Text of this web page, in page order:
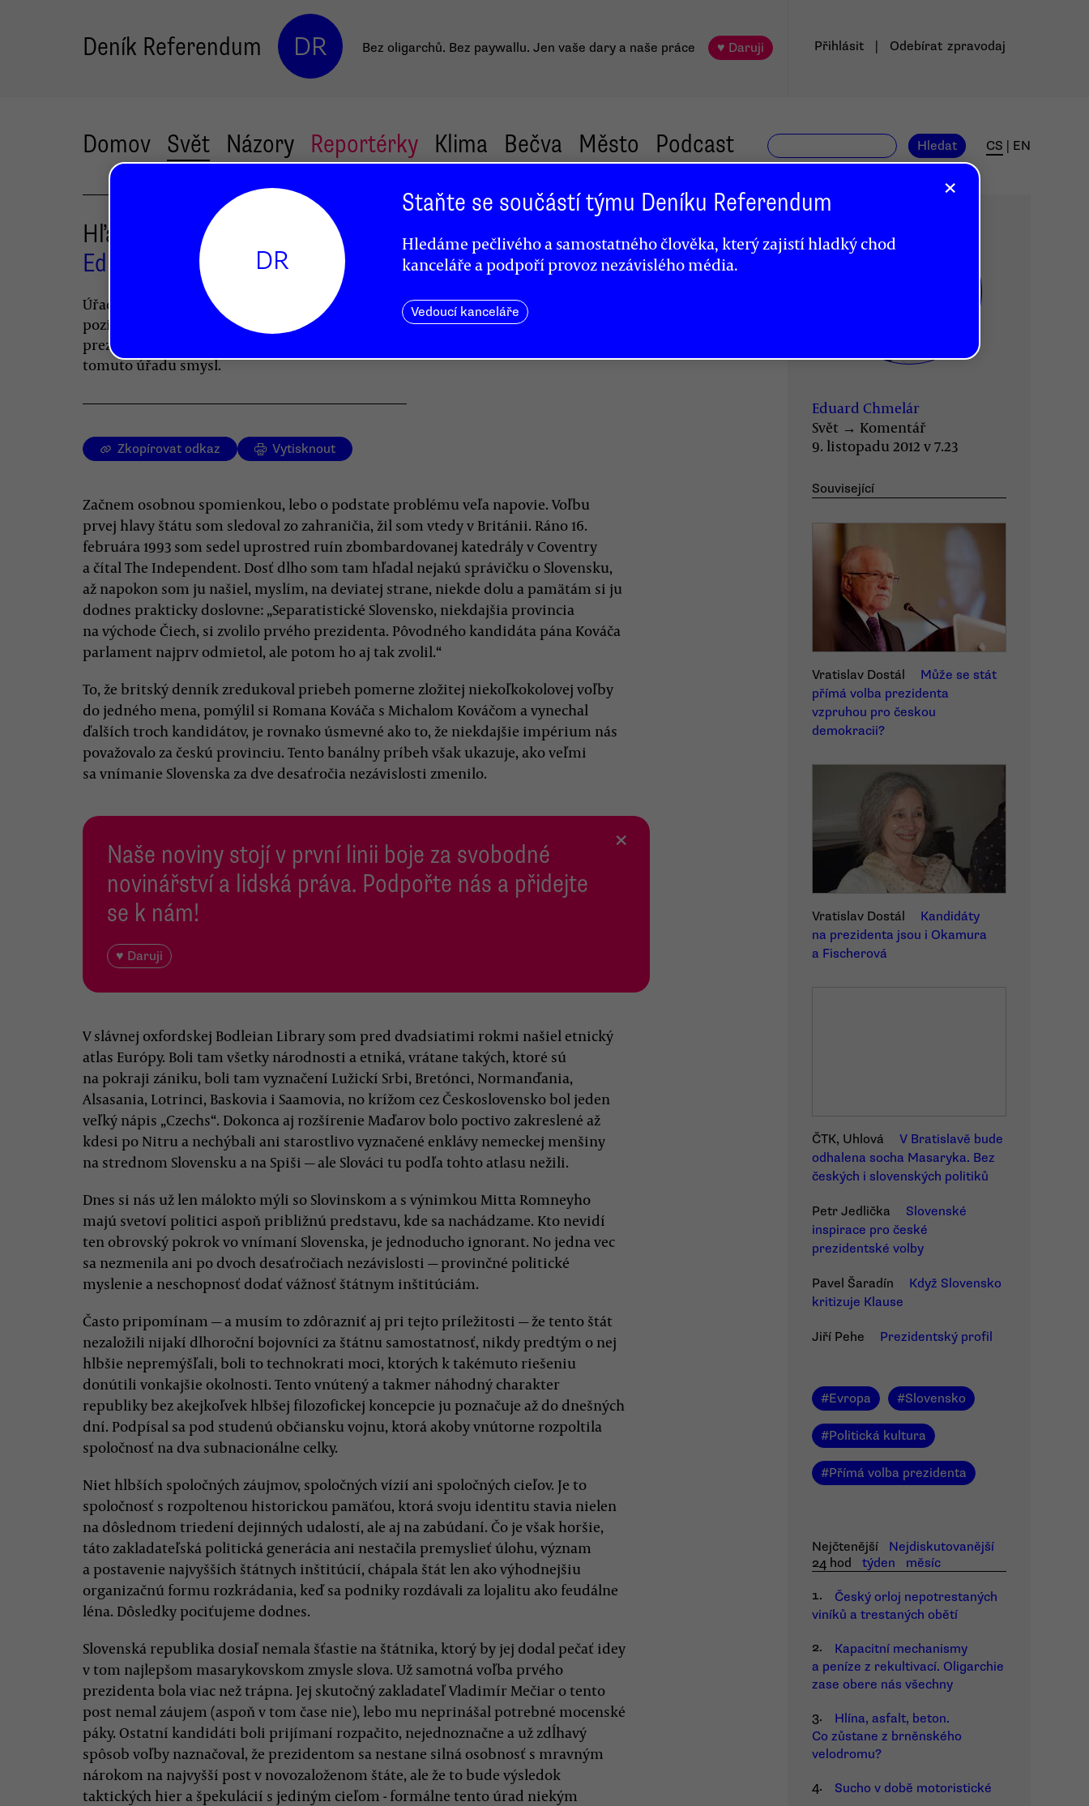
Deník Referendum DR Bez oligarchů. Bez paywallu. Jen vaše dary a naše práce ♥ Daruji Přihlásit Odebírat zpravodaj
Domov Svět Názory Reportérky Klima Bečva Město Podcast Hledat CS EN
Hľadá sa štátnik
Eduard Chmelár
Úřadu prezidenta republiky chybí na Slovensku
pozitivní tradice a respekt. Nový slovenský
prezident bude mít možná poslední šanci dát
tomuto úřadu smysl.
Zkopírovat odkaz Vytisknout
Začnem osobnou spomienkou, lebo o podstate problému veľa napovie. Voľbu
prvej hlavy štátu som sledoval zo zahraničia, žil som vtedy v Británii. Ráno 16.
februára 1993 som sedel uprostred ruín zbombardovanej katedrály v Coventry
a čítal The Independent. Dosť dlho som tam hľadal nejakú správičku o Slovensku,
až napokon som ju našiel, myslím, na deviatej strane, niekde dolu a pamätám si ju
dodnes prakticky doslovne: „Separatistické Slovensko, niekdajšia provincia
na východe Čiech, si zvolilo prvého prezidenta. Pôvodného kandidáta pána Kováča
parlament najprv odmietol, ale potom ho aj tak zvolil.“
To, že britský denník zredukoval priebeh pomerne zložitej niekoľkokolovej voľby
do jedného mena, pomýlil si Romana Kováča s Michalom Kováčom a vynechal
ďalších troch kandidátov, je rovnako úsmevné ako to, že niekdajšie impérium nás
považovalo za českú provinciu. Tento banálny príbeh však ukazuje, ako veľmi
sa vnímanie Slovenska za dve desaťročia nezávislosti zmenilo.
Naše noviny stojí v první linii boje za svobodné
novinářství a lidská práva. Podpořte nás a přidejte
se k nám!
♥ Daruji
×
V slávnej oxfordskej Bodleian Library som pred dvadsiatimi rokmi našiel etnický
atlas Európy. Boli tam všetky národnosti a etniká, vrátane takých, ktoré sú
na pokraji zániku, boli tam vyznačení Lužickí Srbi, Bretónci, Normanďania,
Alsasania, Lotrinci, Baskovia i Saamovia, no krížom cez Československo bol jeden
veľký nápis „Czechs“. Dokonca aj rozšírenie Maďarov bolo poctivo zakreslené až
kdesi po Nitru a nechýbali ani starostlivo vyznačené enklávy nemeckej menšiny
na strednom Slovensku a na Spiši — ale Slováci tu podľa tohto atlasu nežili.
Dnes si nás už len málokto mýli so Slovinskom a s výnimkou Mitta Romneyho
majú svetoví politici aspoň približnú predstavu, kde sa nachádzame. Kto nevidí
ten obrovský pokrok vo vnímaní Slovenska, je jednoducho ignorant. No jedna vec
sa nezmenila ani po dvoch desaťročiach nezávislosti — provinčné politické
myslenie a neschopnosť dodať vážnosť štátnym inštitúciám.
Často pripomínam — a musím to zdôrazniť aj pri tejto príležitosti — že tento štát
nezaložili nijakí dlhoroční bojovníci za štátnu samostatnosť, nikdy predtým o nej
hlbšie nepremýšľali, boli to technokrati moci, ktorých k takémuto riešeniu
donútili vonkajšie okolnosti. Tento vnútený a takmer náhodný charakter
republiky bez akejkoľvek hlbšej filozofickej koncepcie ju poznačuje až do dnešných
dní. Podpísal sa pod studenú občiansku vojnu, ktorá akoby vnútorne rozpoltila
spoločnosť na dva subnacionálne celky.
Niet hlbších spoločných záujmov, spoločných vízií ani spoločných cieľov. Je to
spoločnosť s rozpoltenou historickou pamäťou, ktorá svoju identitu stavia nielen
na dôslednom triedení dejinných udalostí, ale aj na zabúdaní. Čo je však horšie,
táto zakladateľská politická generácia ani nestačila premyslieť úlohu, význam
a postavenie najvyšších štátnych inštitúcií, chápala štát len ako výhodnejšiu
organizačnú formu rozkrádania, keď sa podniky rozdávali za lojalitu ako feudálne
léna. Dôsledky pociťujeme dodnes.
Slovenská republika dosiaľ nemala šťastie na štátnika, ktorý by jej dodal pečať idey
v tom najlepšom masarykovskom zmysle slova. Už samotná voľba prvého
prezidenta bola viac než trápna. Jej skutočný zakladateľ Vladimír Mečiar o tento
post nemal záujem (aspoň v tom čase nie), lebo mu neprinášal potrebné mocenské
páky. Ostatní kandidáti boli prijímaní rozpačito, nejednoznačne a už zdĺhavý
spôsob voľby naznačoval, že prezidentom sa nestane silná osobnosť s mravným
nárokom na najvyšší post v novozaloženom štáte, ale že to bude výsledok
taktických hier a špekulácií s jediným cieľom - formálne tento úrad niekým
Eduard Chmelár
Svět → Komentář
9. listopadu 2012 v 7.23
Související
Vratislav Dostál
Může se stát
přímá volba prezidenta
vzpruhou pro českou
demokracii?
Vratislav Dostál
Kandidáty
na prezidenta jsou i Okamura
a Fischerová
ČTK, Uhlová
V Bratislavě bude
odhalena socha Masaryka. Bez
českých i slovenských politiků
Petr Jedlička
Slovenské
inspirace pro české
prezidentské volby
Pavel Šaradín
Když Slovensko
kritizuje Klause
Jiří Pehe Prezidentský profil
#Evropa #Slovensko
#Politická kultura
#Přímá volba prezidenta
Nejčtenější
Nejdiskutovanější
24 hod
týden
měsíc
1.
Český orloj nepotrestaných
viníků a trestaných obětí
2.
Kapacitní mechanismy
a peníze z rekultivací. Oligarchie
zase obere nás všechny
3.
Hlína, asfalt, beton.
Co zůstane z brněnského
velodromu?
4.
Sucho v době motoristické
×
DR
Staňte se součástí týmu Deníku Referendum
Hledáme pečlivého a samostatného člověka, který zajistí hladký chod
kanceláře a podpoří provoz nezávislého média.
Vedoucí kanceláře